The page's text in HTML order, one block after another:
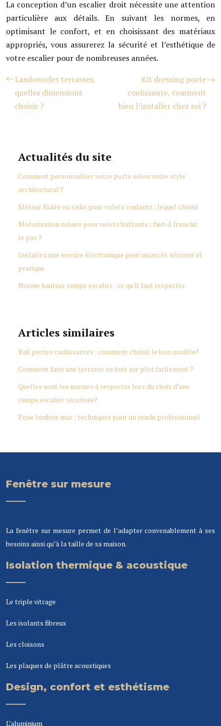
La conception d’un escalier droit nécessite une attention
particulière aux détails. En suivant les normes, en
optimisant le confort, et en choisissant des matériaux
appropriés, vous assurerez la sécurité et l’esthétique de
votre escalier pour de nombreuses années.
Lambourdes terrasses,
quelles dimensions
choisir ?
Kit dressing porte
coulissante, comment
bien l’installer chez soi ?
Actualités du site
Comment personnaliser votre porte selon votre style
architectural ?
Moteur filaire ou radio pour volets roulants : lequel choisir
Motorisation solaire pour volets battants : faut-il franchir
le pas ?
Installez une serrure électronique pour un accès sécurisé et
pratique
Norme hauteur rampe escalier : ce qu’il faut respecter.
Articles similaires
Rail portes coulissantes : comment choisir le bon modèle?
Comment faire une terrasse en bois sur plot facilement ?
Quelles sont les normes à respecter lors du choix d’une
rampe escalier sécurisée?
Pose lambris mur : techniques pour un rendu professionnel
Fenêtre sur mesure
La fenêtre sur mesure permet de l’adapter convenablement à ses
besoins ainsi qu’à la taille de sa maison.
Isolation thermique & acoustique
Le triple vitrage
Les isolants fibreux
Les cloisons
Les plaques de plâtre acoustiques
Design, confort et esthétisme
L’aluminium